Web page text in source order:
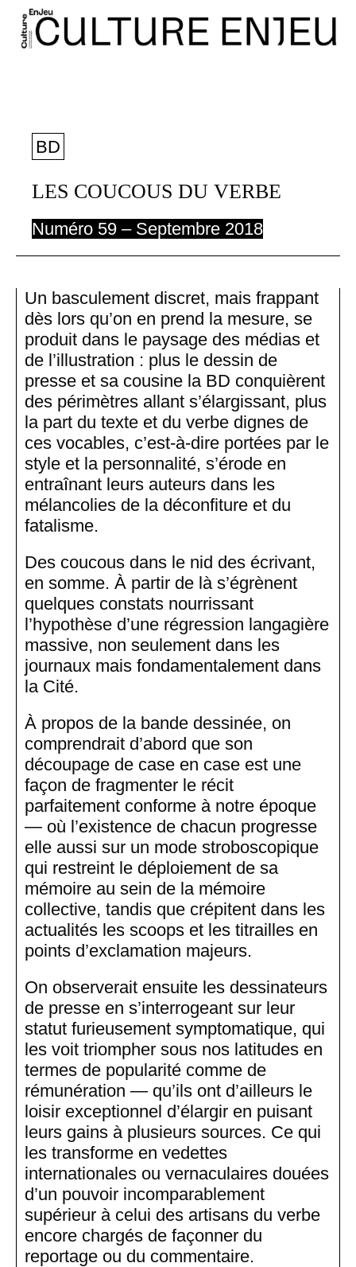
BD
LES COUCOUS DU VERBE
Numéro 59 – Septembre 2018
Un basculement discret, mais frappant
dès lors qu’on en prend la mesure, se
produit dans le paysage des médias et
de l’illustration : plus le dessin de
presse et sa cousine la BD conquièrent
des périmètres allant s’élargissant, plus
la part du texte et du verbe dignes de
ces vocables, c’est-à-dire portées par le
style et la personnalité, s’érode en
entraînant leurs auteurs dans les
mélancolies de la déconfiture et du
fatalisme.
Des coucous dans le nid des écrivant,
en somme. À partir de là s’égrènent
quelques constats nourrissant
l’hypothèse d’une régression langagière
massive, non seulement dans les
journaux mais fondamentalement dans
la Cité.
À propos de la bande dessinée, on
comprendrait d’abord que son
découpage de case en case est une
façon de fragmenter le récit
parfaitement conforme à notre époque
— où l’existence de chacun progresse
elle aussi sur un mode stroboscopique
qui restreint le déploiement de sa
mémoire au sein de la mémoire
collective, tandis que crépitent dans les
actualités les scoops et les titrailles en
points d’exclamation majeurs.
On observerait ensuite les dessinateurs
de presse en s’interrogeant sur leur
statut furieusement symptomatique, qui
les voit triompher sous nos latitudes en
termes de popularité comme de
rémunération — qu’ils ont d’ailleurs le
loisir exceptionnel d’élargir en puisant
leurs gains à plusieurs sources. Ce qui
les transforme en vedettes
internationales ou vernaculaires douées
d’un pouvoir incomparablement
supérieur à celui des artisans du verbe
encore chargés de façonner du
reportage ou du commentaire.